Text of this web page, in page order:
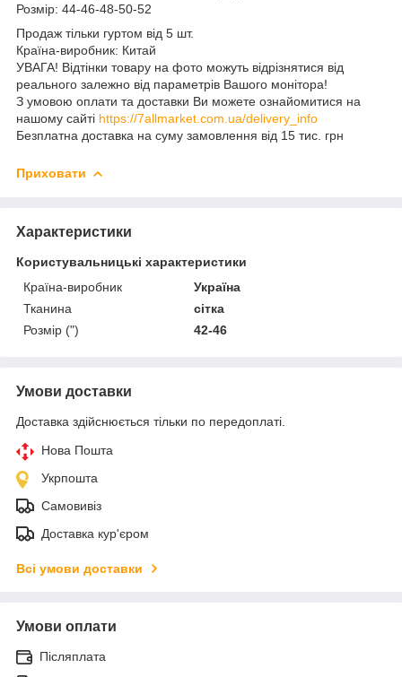
Розмір: 44-46-48-50-52
Продаж тільки гуртом від 5 шт.
Країна-виробник: Китай
УВАГА! Відтінки товару на фото можуть відрізнятися від
реального залежно від параметрів Вашого монітора!
З умовою оплати та доставки Ви можете ознайомитися на
нашому сайті https://7allmarket.com.ua/delivery_info
Безплатна доставка на суму замовлення від 15 тис. грн
Приховати
Характеристики
Користувальницькі характеристики
Країна-виробник
Україна
Тканина
сітка
Розмір (")
42-46
Умови доставки
Доставка здійснюється тільки по передоплаті.
Нова Пошта
Укрпошта
Самовивіз
Доставка кур'єром
Всі умови доставки
Умови оплати
Післяплата